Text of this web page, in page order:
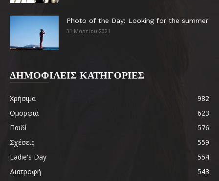
Photo of the Day: Looking for the summer
31 Μαρτίου 2021
ΔΗΜΟΦΙΛΕΙΣ ΚΑΤΗΓΟΡΙΕΣ
Χρήσιμα
982
Ομορφιά
623
Παιδί
576
Σχέσεις
559
Ladie's Day
554
Διατροφή
543